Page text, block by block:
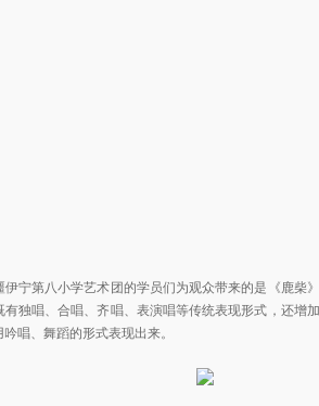
伊宁第八小学艺术团的学员们为观众带来的是《鹿
有独唱、合唱、齐唱、表演唱等传统表现形式，还
唱、舞蹈的形式表现出来。